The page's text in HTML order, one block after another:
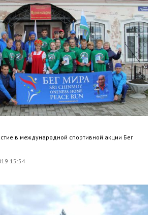
в международной спортивной акции Бег
15:54